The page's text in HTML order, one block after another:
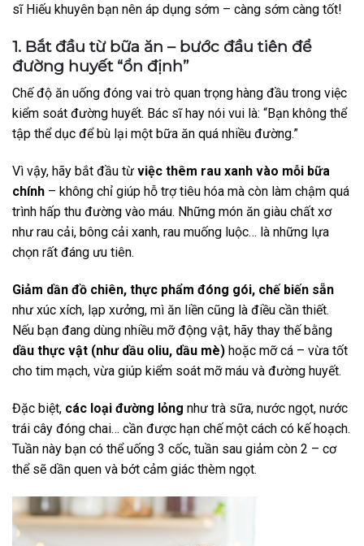
sĩ Hiếu khuyên bạn nên áp dụng sớm – càng sớm càng tốt!
1. Bắt đầu từ bữa ăn – bước đầu tiên để
đường huyết “ổn định”
Chế độ ăn uống đóng vai trò quan trọng hàng đầu trong việc
kiểm soát đường huyết. Bác sĩ hay nói vui là: “Bạn không thể
tập thể dục để bù lại một bữa ăn quá nhiều đường.”
Vì vậy, hãy bắt đầu từ việc thêm rau xanh vào mỗi bữa
chính – không chỉ giúp hỗ trợ tiêu hóa mà còn làm chậm quá
trình hấp thu đường vào máu. Những món ăn giàu chất xơ
như rau cải, bông cải xanh, rau muống luộc… là những lựa
chọn rất đáng ưu tiên.
Giảm dần đồ chiên, thực phẩm đóng gói, chế biến sẵn
như xúc xích, lạp xưởng, mì ăn liền cũng là điều cần thiết.
Nếu bạn đang dùng nhiều mỡ động vật, hãy thay thế bằng
dầu thực vật (như dầu oliu, dầu mè) hoặc mỡ cá – vừa tốt
cho tim mạch, vừa giúp kiểm soát mỡ máu và đường huyết.
Đặc biệt, các loại đường lỏng như trà sữa, nước ngọt, nước
trái cây đóng chai… cần được hạn chế một cách có kế hoạch.
Tuần này bạn có thể uống 3 cốc, tuần sau giảm còn 2 – cơ
thể sẽ dần quen và bớt cảm giác thèm ngọt.